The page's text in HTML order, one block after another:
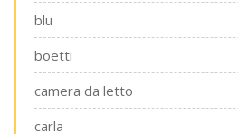
blu
boetti
camera da letto
carla